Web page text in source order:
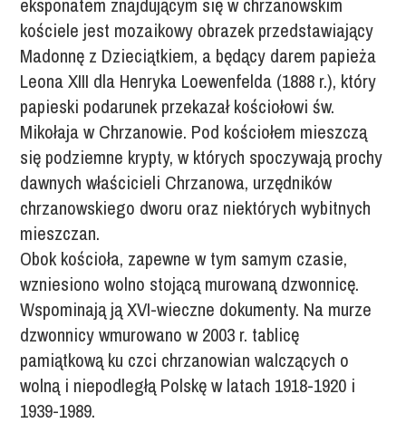
kościele jest mozaikowy obrazek przedstawiający
Madonnę z Dzieciątkiem, a będący darem papieża
Leona XIII dla Henryka Loewenfelda (1888 r.), który
papieski podarunek przekazał kościołowi św.
Mikołaja w Chrzanowie. Pod kościołem mieszczą
się podziemne krypty, w których spoczywają prochy
dawnych właścicieli Chrzanowa, urzędników
chrzanowskiego dworu oraz niektórych wybitnych
mieszczan.
Obok kościoła, zapewne w tym samym czasie,
wzniesiono wolno stojącą murowaną dzwonnicę.
Wspominają ją XVI-wieczne dokumenty. Na murze
dzwonnicy wmurowano w 2003 r. tablicę
pamiątkową ku czci chrzanowian walczących o
wolną i niepodległą Polskę w latach 1918-1920 i
1939-1989.